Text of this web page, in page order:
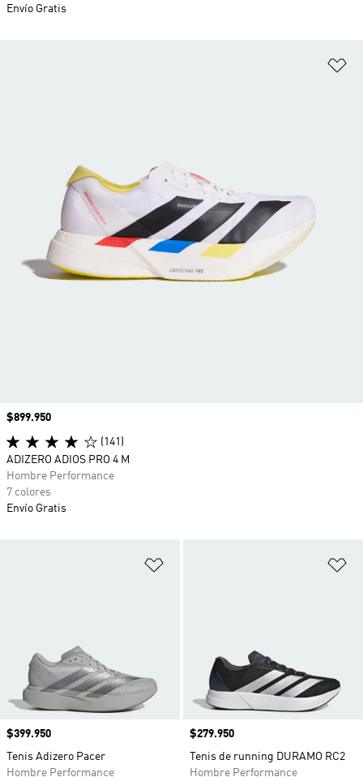
Envío Gratis
Precio
$399.950
Tenis Adizero Pacer
Hombre Performance
Precio
$279.950
Tenis de running DURAMO RC2
Hombre Performance
Precio
$899.950
(141)
ADIZERO ADIOS PRO 4 M
Hombre Performance
7 colores
Envío Gratis